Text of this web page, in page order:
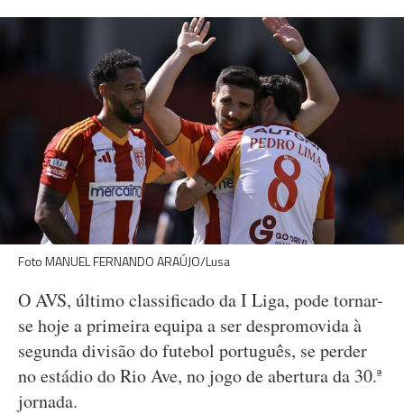
Foto MANUEL FERNANDO ARAÚJO/Lusa
O AVS, último classificado da I Liga, pode tornar-
se hoje a primeira equipa a ser despromovida à
segunda divisão do futebol português, se perder
no estádio do Rio Ave, no jogo de abertura da 30.ª
jornada.